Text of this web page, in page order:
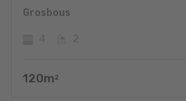
Grosbous
120m 2